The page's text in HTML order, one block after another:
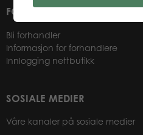
FOR VÅRE KUNDER
Bli forhandler
Informasjon for forhandlere
Innlogging nettbutikk
SOSIALE MEDIER
Våre kanaler på sosiale medier